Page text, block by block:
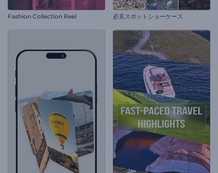
Fashion Collection Reel 必見スポットショーケース